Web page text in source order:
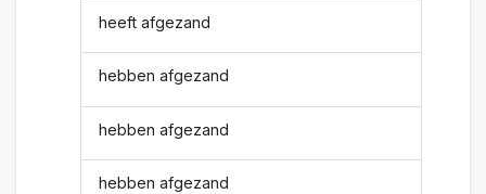
heeft afgezand
hebben afgezand
hebben afgezand
hebben afgezand